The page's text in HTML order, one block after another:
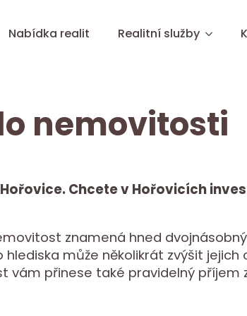
Nabídka realit Realitní služby
nemovitosti
Chcete v Hořovicích
znamená hned dvojnásobný
hlediska může několikrát zvýšit jejich
vám přinese také pravidelný příjem